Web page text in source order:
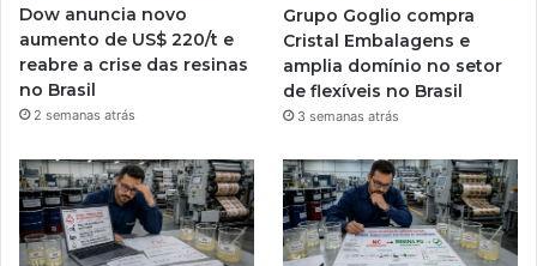
Dow anuncia novo
aumento de US$ 220/t e
reabre a crise das resinas
no Brasil
2 semanas atrás
Grupo Goglio compra
Cristal Embalagens e
amplia domínio no setor
de flexíveis no Brasil
3 semanas atrás